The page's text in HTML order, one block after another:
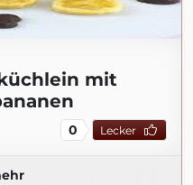
mit
0 Lecker